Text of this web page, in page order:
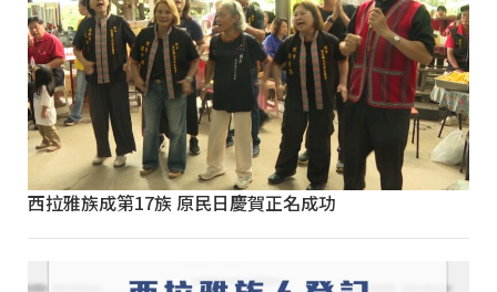
西拉雅族成第17族 原民日慶賀正名成功